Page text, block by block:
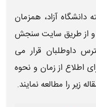
آزاد، همزمان
و از طریق سایت سنجش
داوطلبان قرار می
اطلاع از زمان و نحوه
زیر را مطالعه نمایند.